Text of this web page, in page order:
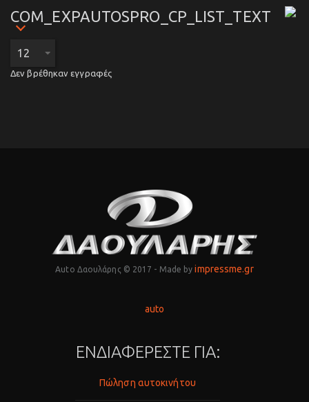
COM_EXPAUTOSPRO_CP_LIST_TEXT
Δεν βρέθηκαν εγγραφές
Auto Δαουλάρης © 2017 - Made by impressme.gr
auto
ΕΝΔΙΑΦΕΡΕΣΤΕ ΓΙΑ:
Πώληση αυτοκινήτου